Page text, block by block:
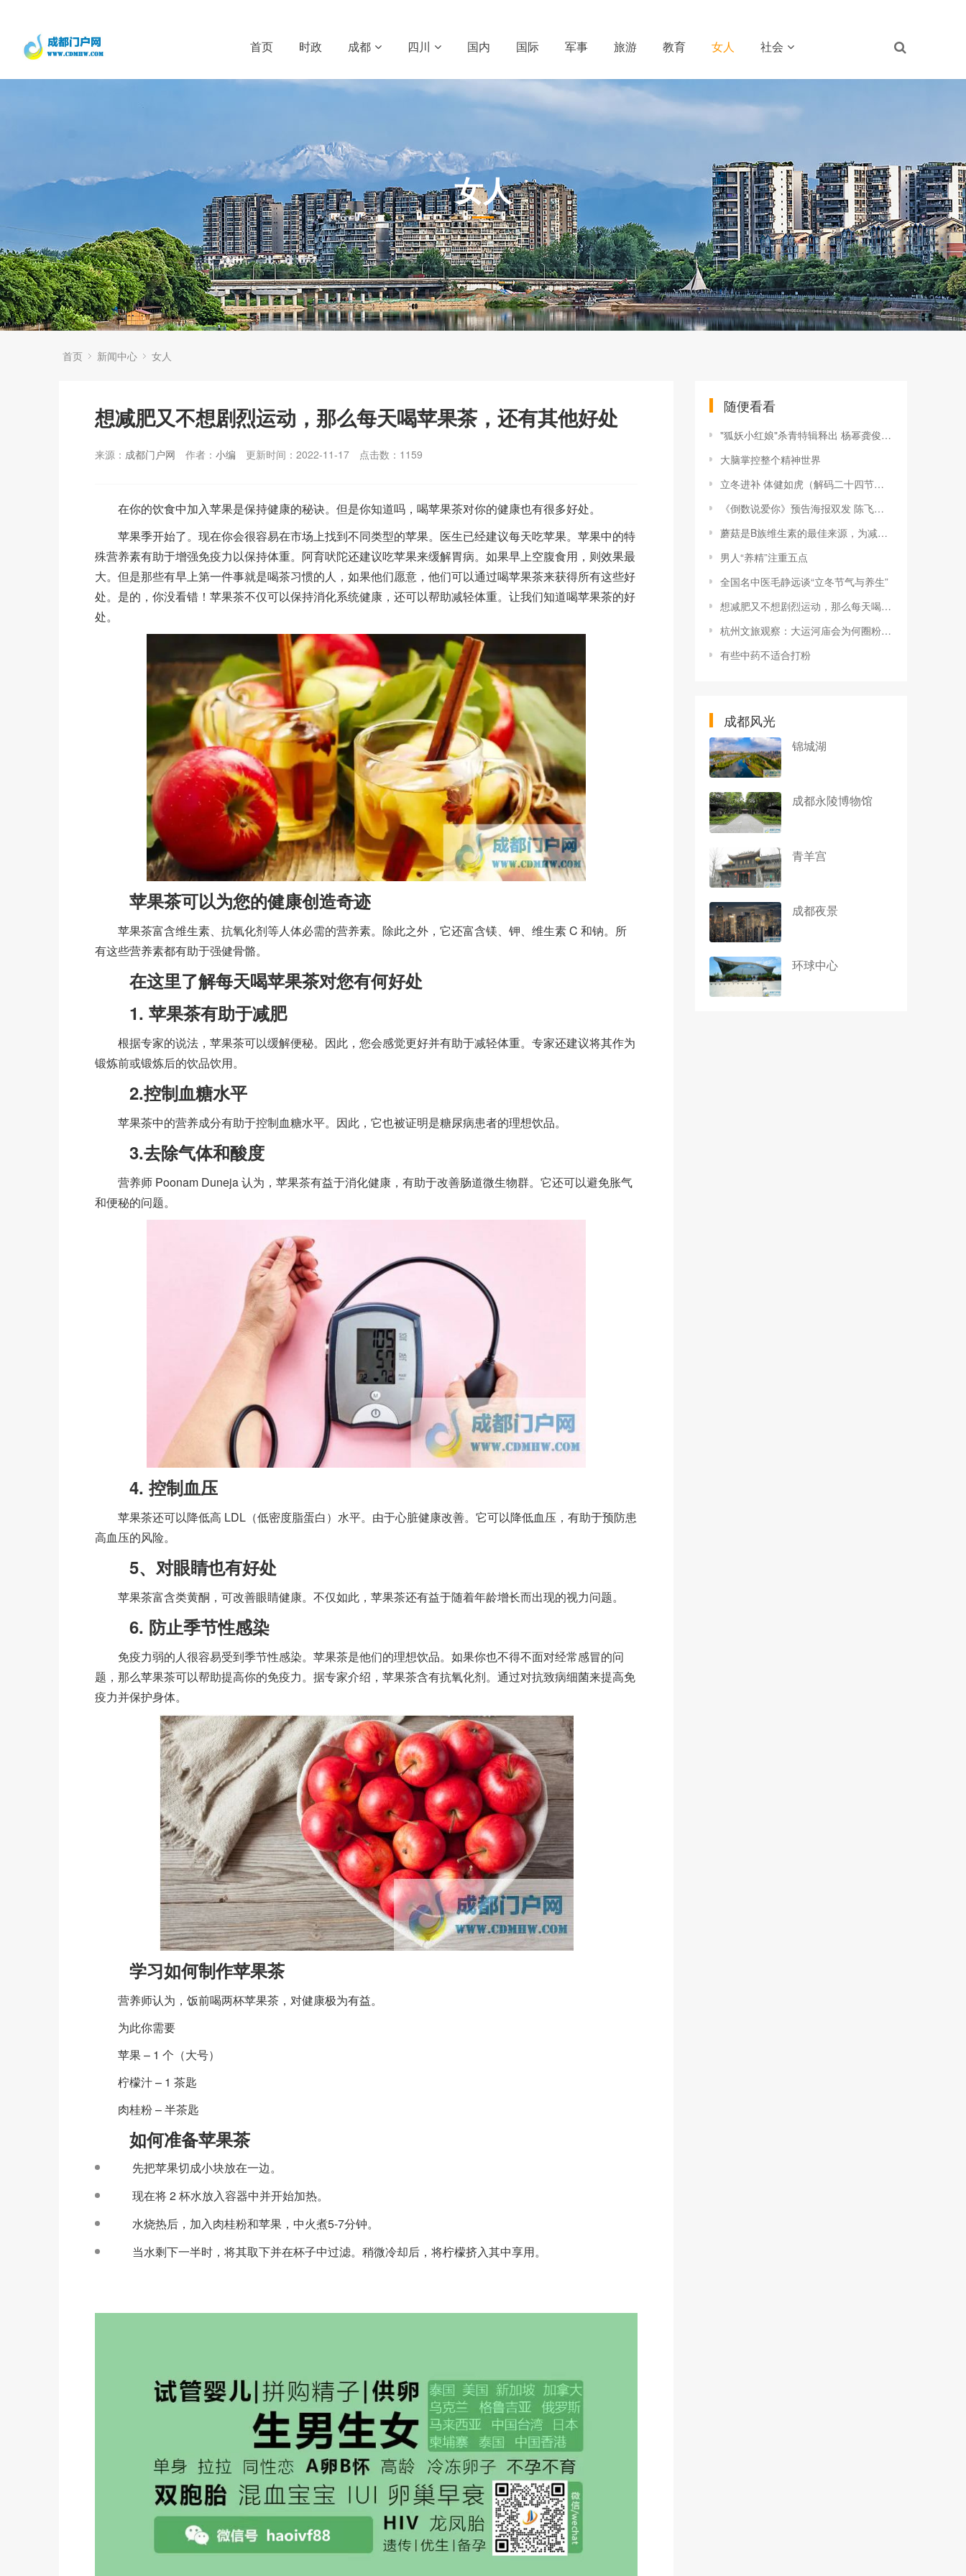
首页 时政 成都 四川 国内 国际 军事 旅游 教育 女人 社会
女人
首页 新闻中心 女人
想减肥又不想剧烈运动，那么每天喝苹果茶，还有其他好处
来源： 成都门户网 作者： 小编 更新时间：2022-11-17 点击数： 1159
在你的饮食中加入苹果是保持健康的秘诀。但是你知道吗，喝苹果茶对你的健康也有很多好处。
苹果季开始了。现在你会很容易在市场上找到不同类型的苹果。医生已经建议每天吃苹果。苹果中的特
殊营养素有助于增强免疫力以保持体重。阿育吠陀还建议吃苹果来缓解胃病。如果早上空腹食用，则效果最
大。但是那些有早上第一件事就是喝茶习惯的人，如果他们愿意，他们可以通过喝苹果茶来获得所有这些好
处。是的，你没看错！苹果茶不仅可以保持消化系统健康，还可以帮助减轻体重。让我们知道喝苹果茶的好
处。
苹果茶可以为您的健康创造奇迹
苹果茶富含维生素、抗氧化剂等人体必需的营养素。除此之外，它还富含镁、钾、维生素 C 和钠。所
有这些营养素都有助于强健骨骼。
在这里了解每天喝苹果茶对您有何好处
1. 苹果茶有助于减肥
根据专家的说法，苹果茶可以缓解便秘。因此，您会感觉更好并有助于减轻体重。专家还建议将其作为
锻炼前或锻炼后的饮品饮用。
2.控制血糖水平
苹果茶中的营养成分有助于控制血糖水平。因此，它也被证明是糖尿病患者的理想饮品。
3.去除气体和酸度
营养师 Poonam Duneja 认为，苹果茶有益于消化健康，有助于改善肠道微生物群。它还可以避免胀气
和便秘的问题。
4. 控制血压
苹果茶还可以降低高 LDL（低密度脂蛋白）水平。由于心脏健康改善。它可以降低血压，有助于预防患
高血压的风险。
5、对眼睛也有好处
苹果茶富含类黄酮，可改善眼睛健康。不仅如此，苹果茶还有益于随着年龄增长而出现的视力问题。
6. 防止季节性感染
免疫力弱的人很容易受到季节性感染。苹果茶是他们的理想饮品。如果你也不得不面对经常感冒的问
题，那么苹果茶可以帮助提高你的免疫力。据专家介绍，苹果茶含有抗氧化剂。通过对抗致病细菌来提高免
疫力并保护身体。
学习如何制作苹果茶
营养师认为，饭前喝两杯苹果茶，对健康极为有益。
为此你需要
苹果 – 1 个（大号）
柠檬汁 – 1 茶匙
肉桂粉 – 半茶匙
如何准备苹果茶
先把苹果切成小块放在一边。
现在将 2 杯水放入容器中并开始加热。
水烧热后，加入肉桂粉和苹果，中火煮5-7分钟。
当水剩下一半时，将其取下并在杯子中过滤。稍微冷却后，将柠檬挤入其中享用。
随便看看
"狐妖小红娘"杀青特辑释出 杨幂龚俊郭晓婷捧花合影
大脑掌控整个精神世界
立冬进补 体健如虎（解码二十四节气）
《倒数说爱你》预告海报双发 陈飞宇周也隔空撒糖
蘑菇是B族维生素的最佳来源，为减肥饮食准备蘑菇沙拉食谱
男人“养精”注重五点
全国名中医毛静远谈“立冬节气与养生”
想减肥又不想剧烈运动，那么每天喝苹果茶，还有其他好处
杭州文旅观察：大运河庙会为何圈粉“Z世代”？
有些中药不适合打粉
成都风光
锦城湖
成都永陵博物馆
青羊宫
成都夜景
环球中心